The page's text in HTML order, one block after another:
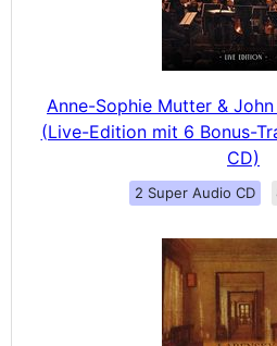
Anne-Sophie Mutter &
(Live-Edition mit 6 Bonus-
CD)
2 Super Audio CD